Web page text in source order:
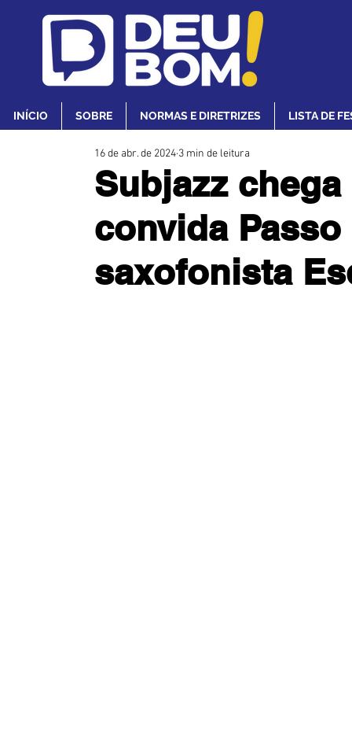
INÍCIO SOBRE NORMAS E DIRETRIZES LISTA DE
Subjazz chega
convida
saxofonista
16 de abr. de 2024 3 min de leitura